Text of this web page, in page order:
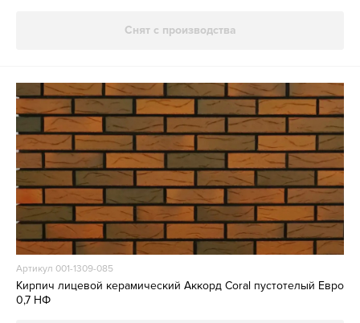
Снят с производства
Артикул 001-1309-085
Кирпич лицевой керамический Аккорд Coral пустотелый Евро
0,7 НФ